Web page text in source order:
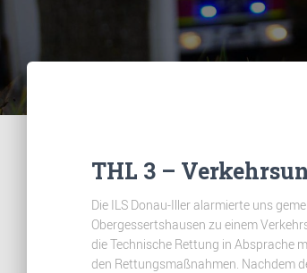
THL 3 –
Die ILS Donau-Iller alarmierte uns
Obergessertshausen zu einem
die Technische Rettung in Absprache
den Rettungsmaßnahmen. Nachdem